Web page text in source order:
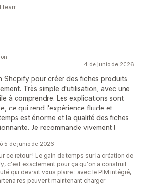
team
4 de junio de 2026
Shopify pour créer des fiches produits
Très simple d'utilisation, avec une
à comprendre. Les explications sont
ce qui rend l'expérience fluide et
est énorme et la qualité des fiches
Je recommande vivement !
5 de junio de 2026
ce retour ! Le gain de temps sur la création de
c'est exactement pour ça qu'on a construit
qui devrait vous plaire : avec le PIM intégré,
peuvent maintenant charger